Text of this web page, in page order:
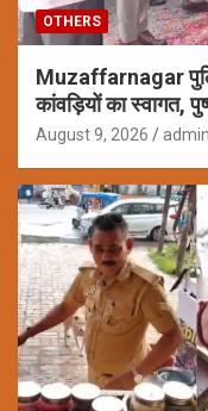
OTHERS
Muzaffarnagar
कांवड़ियों का स्वागत,
August 9, 2026 admin